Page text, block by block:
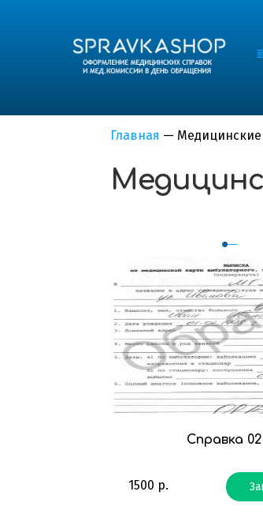
Главная — Медицинские
Справка
1500 р.